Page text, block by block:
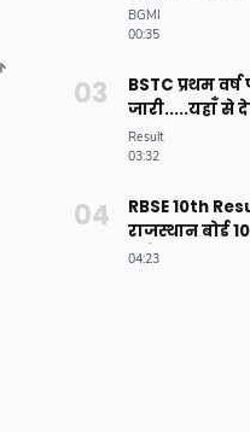
BSTC प्रथम
जारी.....यहाँ से
RBSE 10th
राजस्थान बोर्ड
से कैसे देखें? ऐसे